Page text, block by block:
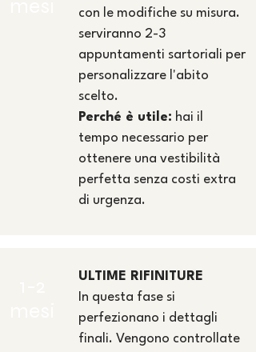
con le modifiche su misura.
serviranno 2-3
appuntamenti sartoriali per
personalizzare l'abito
scelto.
Perché è utile: hai il
tempo necessario per
ottenere una vestibilità
perfetta senza costi extra
di urgenza.
ULTIME RIFINITURE
In questa fase si
perfezionano i dettagli
finali. Vengono controllate